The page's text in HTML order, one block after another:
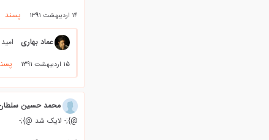
14 اردیبهشت 1391 پسند
عماد بهاری
15 اردیبهشت 1391
محمد حسین سلطان
@};- لایک شد @};-